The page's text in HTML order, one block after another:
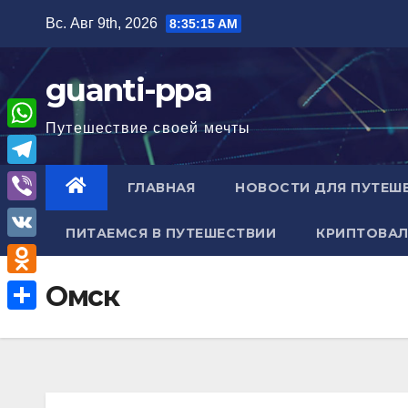
содержимому
Вс. Авг 9th, 2026 8:35:16 AM
guanti-ppa
Путешествие своей мечты
ГЛАВНАЯ НОВОСТИ ДЛЯ
ПИТАЕМСЯ В ПУТЕШЕСТВИИ
Омск
W
h
a
A
T
e
l
e
g
V
i
b
e
V
K
O